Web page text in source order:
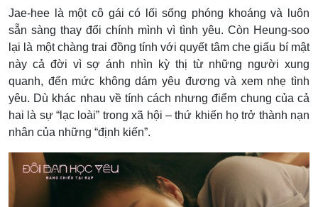
Jae-hee là một cô gái có lối sống phóng khoáng và luôn
sẵn sàng thay đổi chính mình vì tình yêu. Còn Heung-soo
lại là một chàng trai đồng tính với quyết tâm che giấu bí mật
này cả đời vì sợ ánh nhìn kỳ thị từ những người xung
quanh, đến mức không dám yêu đương và xem nhẹ tình
yêu. Dù khác nhau về tính cách nhưng điểm chung của cả
hai là sự “lạc loài” trong xã hội – thứ khiến họ trở thành nạn
nhân của những “định kiến”.